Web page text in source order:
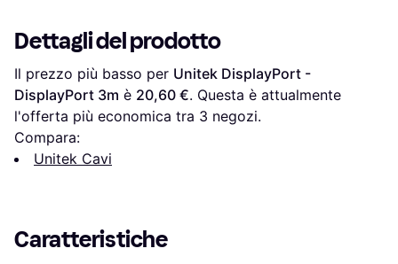
Dettagli del prodotto
Il prezzo più basso per Unitek DisplayPort -
DisplayPort 3m è 20,60 €. Questa è attualmente
l'offerta più economica tra 3 negozi.
Compara:
Unitek Cavi
Caratteristiche